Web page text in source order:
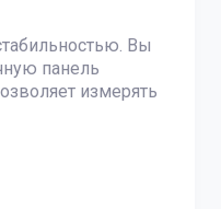
Вы
панель
измерять